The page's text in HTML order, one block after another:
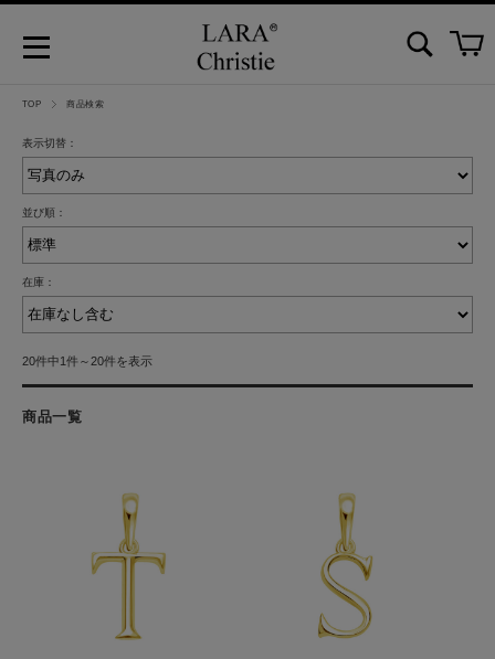
TOP 商品検索
表示切替：
並び順：
在庫：
20件中1件～20件を表示
商品一覧